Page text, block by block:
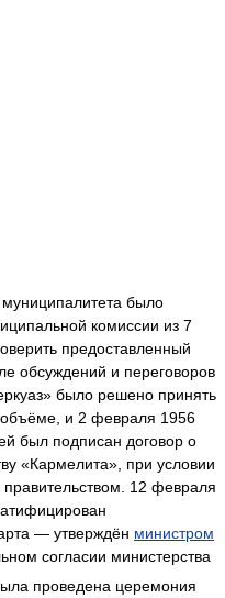
было
комиссии из 7
предоставленный
обсуждений и переговоров
было решено принять
и 2 февраля 1956
был подписан договор о
«Кармелита», при условии
12 февраля
— утверждён министром
согласии министерства
проведена церемония